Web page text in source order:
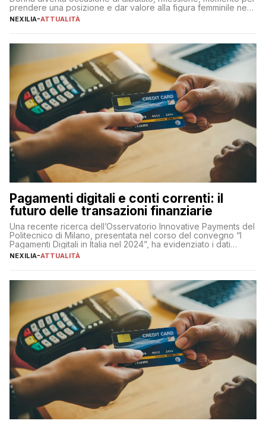
prendere una posizione e dar valore alla figura femminile nella
sua complessità e crucialità. A lanciare un messaggio “forte e
NEXILIA-ATTUALITÀ
Pagamenti digitali e conti correnti: il
futuro delle transazioni finanziarie
Una recente ricerca dell’Osservatorio Innovative Payments del
Politecnico di Milano, presentata nel corso del convegno “I
Pagamenti Digitali in Italia nel 2024”, ha evidenziato i dati
definitivi del primo semestre 2024 relativamente alle
NEXILIA-ATTUALITÀ